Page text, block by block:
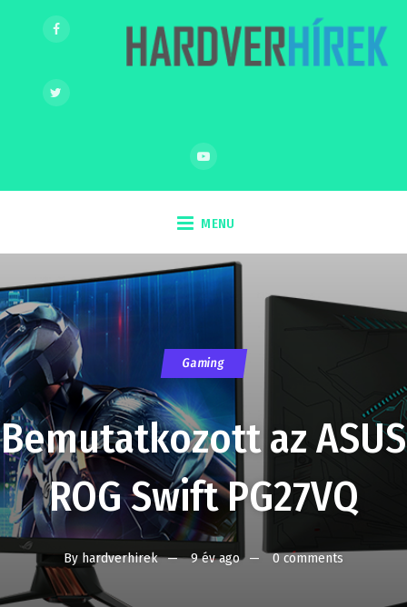
MENU
Gaming
Bemutatkozott az ASUS
ROG Swift PG27VQ
By hardverhirek 9 év ago 0 comments